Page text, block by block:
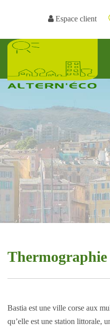
Espace client
Thermographie
Bastia est une ville corse aux
qu’elle est une station littorale,